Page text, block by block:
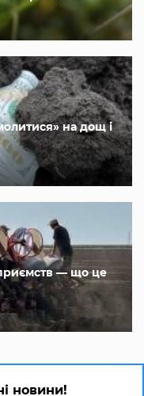
на дощ і
— що це
новини!